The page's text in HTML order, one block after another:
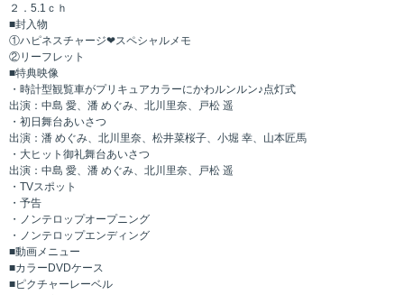
２．5.1ｃｈ
■封入物
①ハピネスチャージ❤スペシャルメモ
②リーフレット
■特典映像
・時計型観覧車がプリキュアカラーにかわルンルン♪点灯式
出演：中島 愛、潘 めぐみ、北川里奈、戸松 遥
・初日舞台あいさつ
出演：潘 めぐみ、北川里奈、松井菜桜子、小堀 幸、山本匠馬
・大ヒット御礼舞台あいさつ
出演：中島 愛、潘 めぐみ、北川里奈、戸松 遥
・TVスポット
・予告
・ノンテロップオープニング
・ノンテロップエンディング
■動画メニュー
■カラーDVDケース
■ピクチャーレーベル